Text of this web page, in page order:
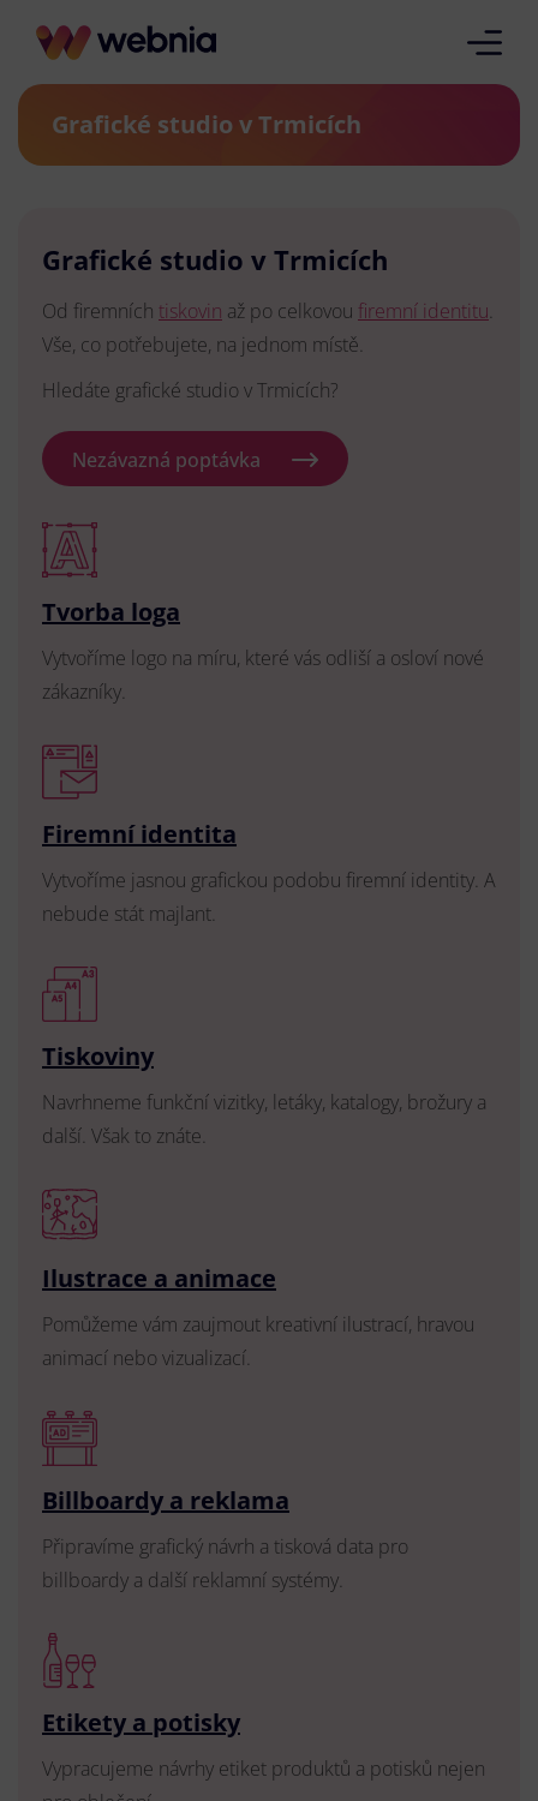
Grafické studio v Trmicích
Grafické studio v Trmicích
Od firemních tiskovin až po celkovou firemní identitu.
Vše, co potřebujete, na jednom místě.
Hledáte grafické studio v Trmicích?
Nezávazná poptávka
Tvorba loga
Vytvoříme logo na míru, které vás odliší a osloví nové
zákazníky.
Firemní identita
Vytvoříme jasnou grafickou podobu firemní identity. A
nebude stát majlant.
Tiskoviny
Navrhneme funkční vizitky, letáky, katalogy, brožury a
další. Však to znáte.
Ilustrace a animace
Pomůžeme vám zaujmout kreativní ilustrací, hravou
animací nebo vizualizací.
Billboardy a reklama
Připravíme grafický návrh a tisková data pro
billboardy a další reklamní systémy.
Etikety a potisky
Vypracujeme návrhy etiket produktů a potisků nejen